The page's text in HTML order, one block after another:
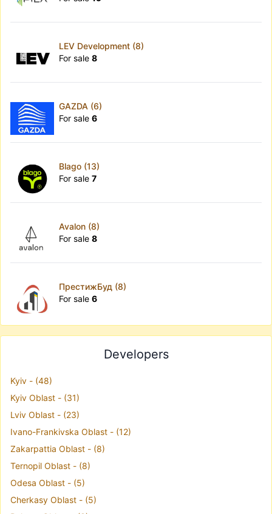
LEV Development (8)
For sale 8
GAZDA (6)
For sale 6
Blago (13)
For sale 7
Avalon (8)
For sale 8
ПрестижБуд (8)
For sale 6
Developers
Kyiv - (48)
Kyiv Oblast - (31)
Lviv Oblast - (23)
Ivano-Frankivska Oblast - (12)
Zakarpattia Oblast - (8)
Ternopil Oblast - (8)
Odesa Oblast - (5)
Cherkasy Oblast - (5)